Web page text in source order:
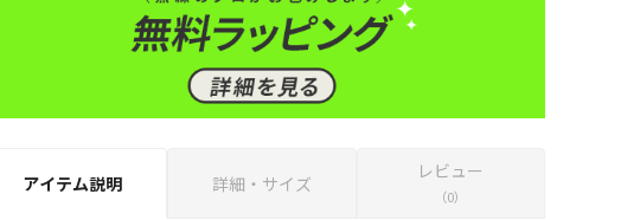
アイテム説明 詳細・サイズ
レビュー
（0）